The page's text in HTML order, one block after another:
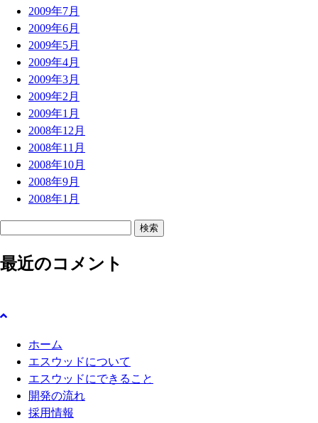
2009年7月
2009年6月
2009年5月
2009年4月
2009年3月
2009年2月
2009年1月
2008年12月
2008年11月
2008年10月
2008年9月
2008年1月
:最近のコメント
ホーム
エスウッドについて
エスウッドにできること
開発の流れ
採用情報